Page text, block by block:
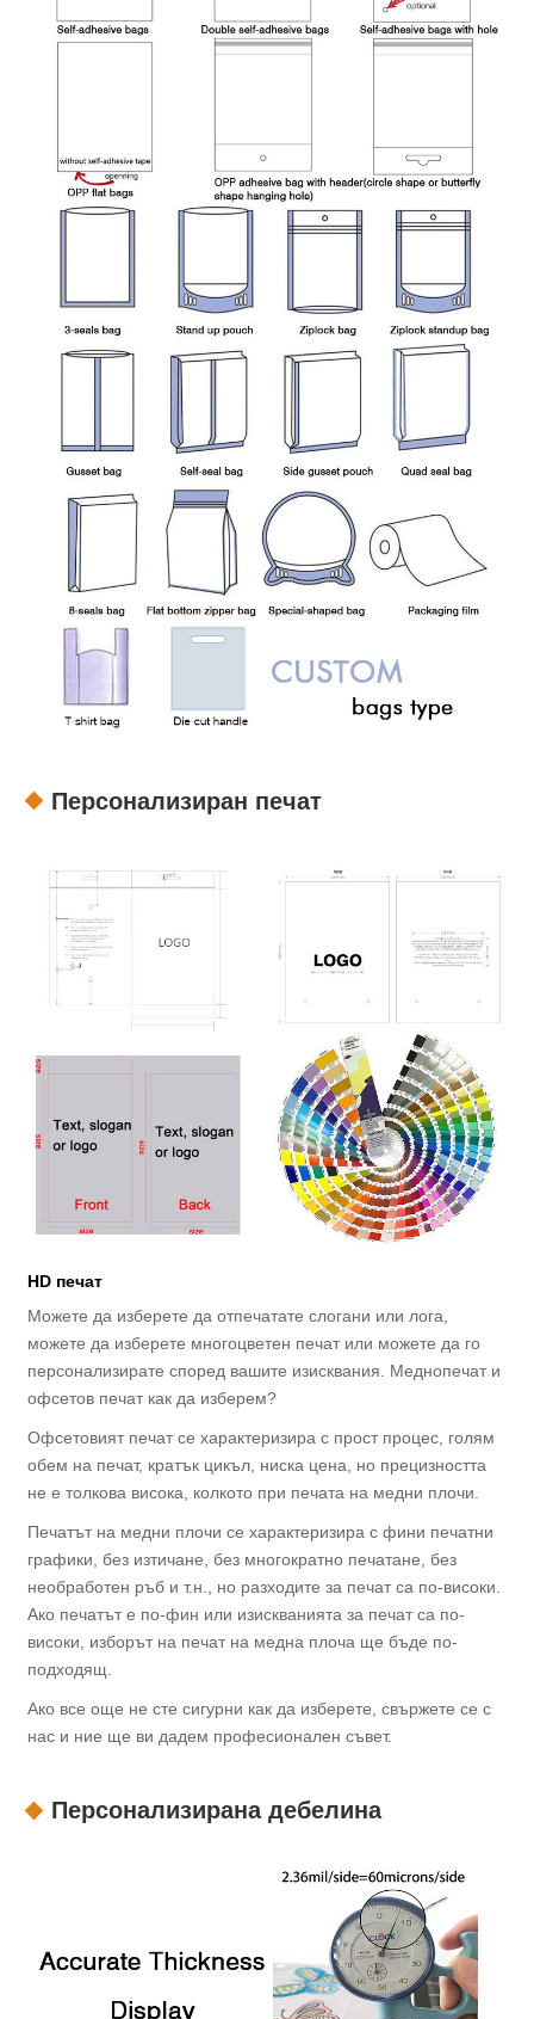
Персонализиран печат
HD печат
Можете да изберете да отпечатате слогани или лога,
можете да изберете многоцветен печат или можете да го
персонализирате според вашите изисквания. Меднопечат и
офсетов печат как да изберем?
Офсетовият печат се характеризира с прост процес, голям
обем на печат, кратък цикъл, ниска цена, но прецизността
не е толкова висока, колкото при печата на медни плочи.
Печатът на медни плочи се характеризира с фини печатни
графики, без изтичане, без многократно печатане, без
необработен ръб и т.н., но разходите за печат са по-високи.
Ако печатът е по-фин или изискванията за печат са по-
високи, изборът на печат на медна плоча ще бъде по-
подходящ.
Ако все още не сте сигурни как да изберете, свържете се с
нас и ние ще ви дадем професионален съвет.
Персонализирана дебелина